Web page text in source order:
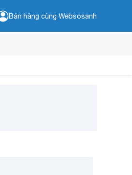
Bán hàng cùng Websosanh